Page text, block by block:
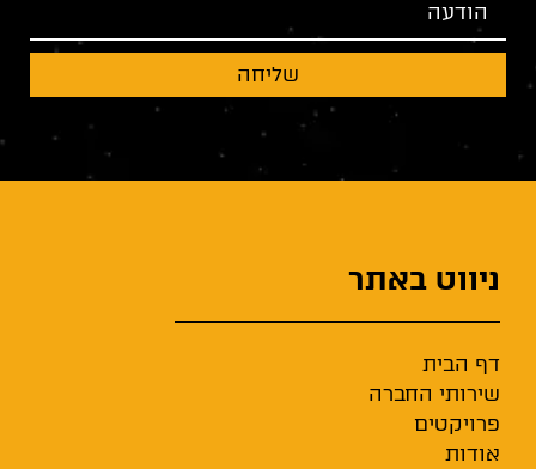
שליחה
ניווט באתר
דף הבית
שירותי החברה
פרויקטים
אודות